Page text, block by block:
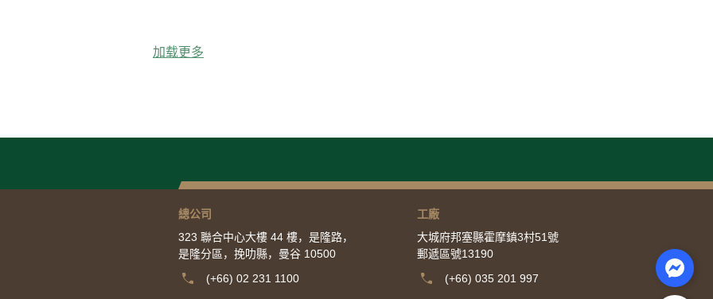
加载更多
總公司
323 聯合中心大樓 44 樓，是隆路，
是隆分區，挽叻縣，曼谷 10500
(+66) 02 231 1100
工廠
大城府邦塞縣霍摩鎮3村51號
郵遞區號13190
(+66) 035 201 997